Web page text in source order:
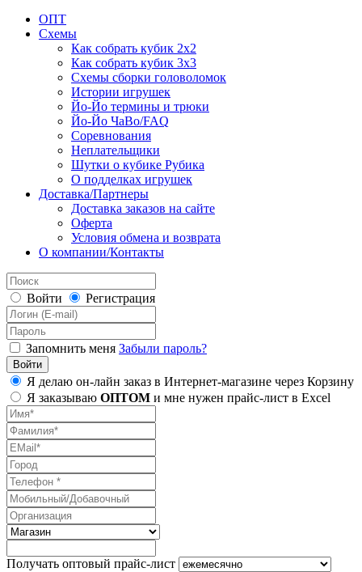
ОПТ
Схемы
Как собрать кубик 2х2
Как собрать кубик 3х3
Схемы сборки головоломок
Истории игрушек
Йо-Йо термины и трюки
Йо-Йо ЧаВо/FAQ
Соревнования
Неплательщики
Шутки о кубике Рубика
О подделках игрушек
Доставка/Партнеры
Доставка заказов на сайте
Оферта
Условия обмена и возврата
О компании/Контакты
Войти Регистрация
Запомнить меня Забыли пароль?
Я делаю он-лайн заказ в Интернет-магазине через Корзину
Я заказываю ОПТОМ и мне нужен прайс-лист в Excel
Получать оптовый прайс-лист